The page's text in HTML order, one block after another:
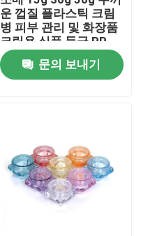
운 껍질 플라스틱 크림
병 피부 관리 및 화장품
크림용 식품 등급 PP
문의 보내기